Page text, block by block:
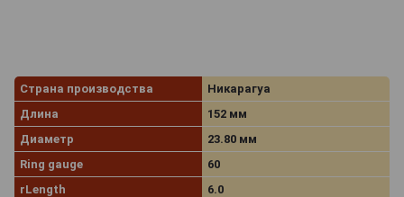
Страна производства
Никарагуа
Длина
152 мм
Диаметр
23.80 мм
Ring gauge
60
rLength
6.0